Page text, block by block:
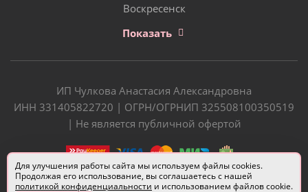
Воскресенск
Показать
ИП Чулкова Анастасия Александровна
ИНН 331405822720 | ОГРН/ОГРНИП 325508100350519
| Не является публичной офертой
Для улучшения работы сайта мы используем файлы cookies.
Продолжая его использование, вы соглашаетесь с нашей
политикой конфиденциальности и использованием файлов cookie.